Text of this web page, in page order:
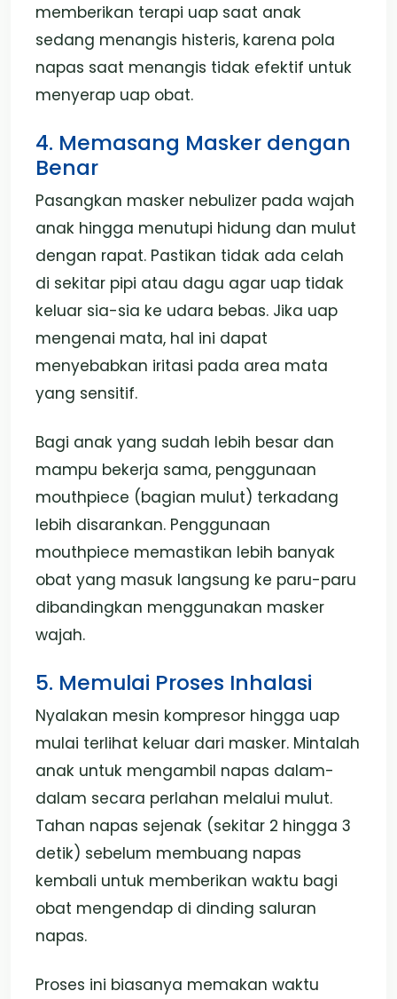
memberikan terapi uap saat anak
sedang menangis histeris, karena pola
napas saat menangis tidak efektif untuk
menyerap uap obat.
4. Memasang Masker dengan
Benar
Pasangkan masker nebulizer pada wajah
anak hingga menutupi hidung dan mulut
dengan rapat. Pastikan tidak ada celah
di sekitar pipi atau dagu agar uap tidak
keluar sia-sia ke udara bebas. Jika uap
mengenai mata, hal ini dapat
menyebabkan iritasi pada area mata
yang sensitif.
Bagi anak yang sudah lebih besar dan
mampu bekerja sama, penggunaan
mouthpiece (bagian mulut) terkadang
lebih disarankan. Penggunaan
mouthpiece memastikan lebih banyak
obat yang masuk langsung ke paru-paru
dibandingkan menggunakan masker
wajah.
5. Memulai Proses Inhalasi
Nyalakan mesin kompresor hingga uap
mulai terlihat keluar dari masker. Mintalah
anak untuk mengambil napas dalam-
dalam secara perlahan melalui mulut.
Tahan napas sejenak (sekitar 2 hingga 3
detik) sebelum membuang napas
kembali untuk memberikan waktu bagi
obat mengendap di dinding saluran
napas.
Proses ini biasanya memakan waktu